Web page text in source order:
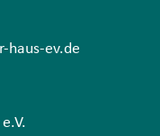
haus-ev.de